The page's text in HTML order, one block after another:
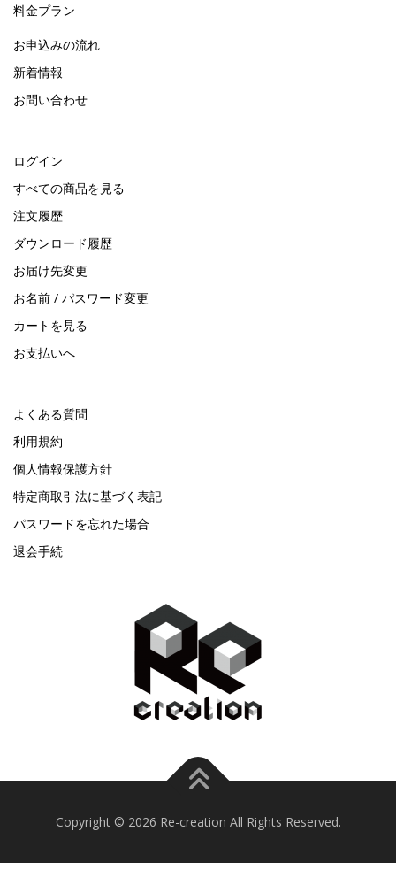
料金プラン
お申込みの流れ
新着情報
お問い合わせ
ログイン
すべての商品を見る
注文履歴
ダウンロード履歴
お届け先変更
お名前 / パスワード変更
カートを見る
お支払いへ
よくある質問
利用規約
個人情報保護方針
特定商取引法に基づく表記
パスワードを忘れた場合
退会手続
Copyright © 2026 Re-creation All Rights Reserved.